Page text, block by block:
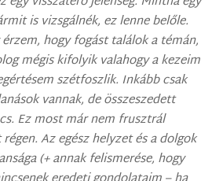
is vizsgálnék, ez lenne belőle.
hogy fogást találok a témán,
mégis kifolyik valahogy a kezeim
szétfoszlik. Inkább csak
vannak, de összeszedett
Ez most már nem frusztrál
Az egész helyzet és a dolgok
(+ annak felismerése, hogy